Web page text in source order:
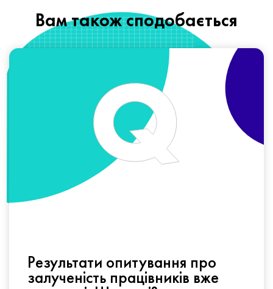
Вам також сподобається
Результати опитування про
залученість працівників вже